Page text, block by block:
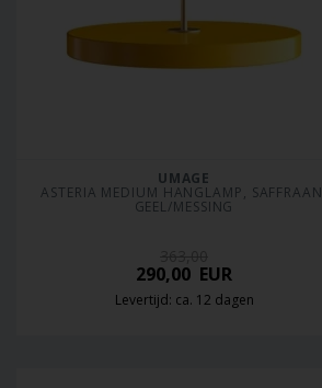
UMAGE
ASTERIA MEDIUM HANGLAMP, SAFFRAAN
GEEL/MESSING
290,00 EUR
Levertijd: ca. 12 dagen